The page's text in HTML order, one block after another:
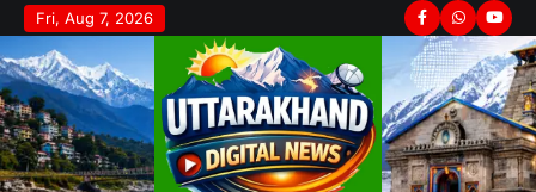
Skip
to
content
Fri, Aug 7, 2026 Facebook
Whatsapp